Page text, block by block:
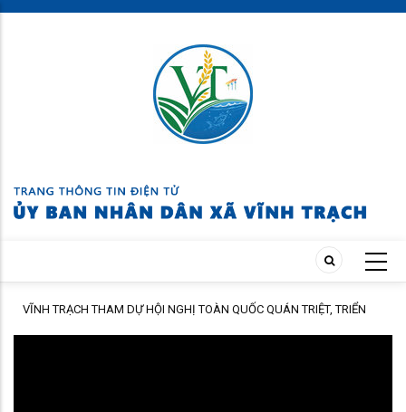
Skip
VĨNH TRẠCH THAM DỰ HỘI NGHỊ TOÀN QUỐC QUÁN TRIỆT, TRIỂN
KHAI THỰC HIỆN NGHỊ QUYẾT HỘI NGHỊ LẦN THỨ BA BAN CHẤP HÀNH